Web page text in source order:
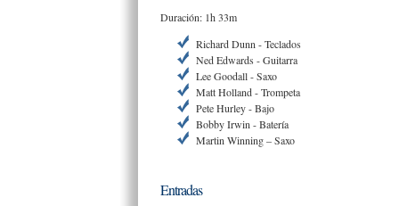
Duración: 1h 33m
Richard Dunn - Teclados
Ned Edwards - Guitarra
Lee Goodall - Saxo
Matt Holland - Trompeta
Pete Hurley - Bajo
Bobby Irwin - Batería
Martin Winning – Saxo
Entradas